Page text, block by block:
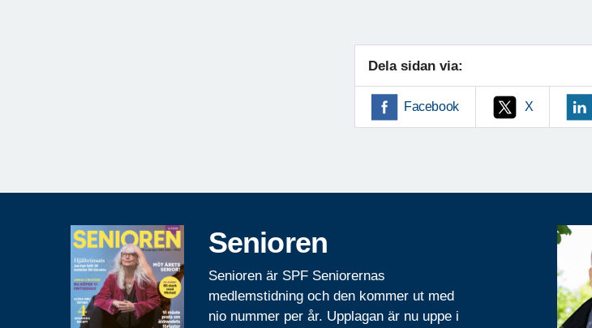
Dela sidan via:
Facebook X
Senioren
Senioren är SPF Seniorernas
medlemstidning och den kommer ut med
nio nummer per år. Upplagan är nu uppe i